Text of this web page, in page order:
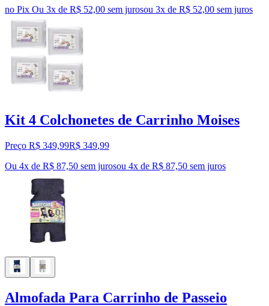
no Pix Ou 3x de R$ 52,00 sem jurosou 3x de R$ 52,00 sem juros
Kit 4 Colchonetes de Carrinho Moises
Preço R$ 349,99R$ 349,99
Ou 4x de R$ 87,50 sem jurosou 4x de R$ 87,50 sem juros
Almofada Para Carrinho de Passeio